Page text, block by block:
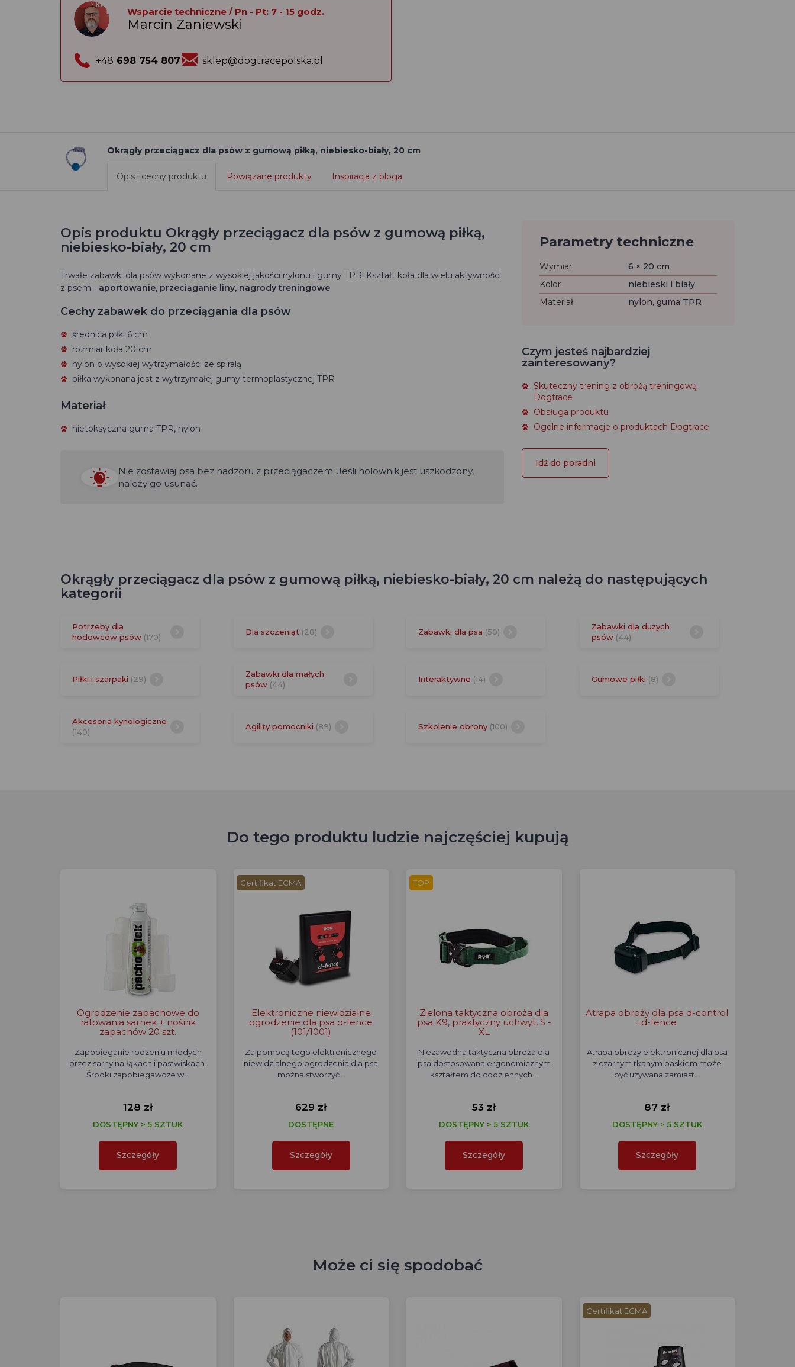
Wsparcie techniczne / Pn - Pt: 7 - 15 godz.
Marcin Zaniewski
+48 698 754 807 sklep@dogtracepolska.pl
Okrągły przeciągacz dla psów z gumową piłką, niebiesko-biały, 20 cm
Opis i cechy produktu Powiązane produkty Inspiracja z bloga
Opis produktu Okrągły przeciągacz dla psów z gumową piłką,
niebiesko-biały, 20 cm
Trwałe zabawki dla psów wykonane z wysokiej jakości nylonu i gumy TPR. Kształt koła dla wielu aktywności
z psem - aportowanie, przeciąganie liny, nagrody treningowe.
Cechy zabawek do przeciągania dla psów
średnica piłki 6 cm
rozmiar koła 20 cm
nylon o wysokiej wytrzymałości ze spiralą
piłka wykonana jest z wytrzymałej gumy termoplastycznej TPR
Materiał
nietoksyczna guma TPR, nylon
Nie zostawiaj psa bez nadzoru z przeciągaczem. Jeśli holownik jest uszkodzony,
należy go usunąć.
Parametry techniczne
Wymiar
6 × 20 cm
Kolor
niebieski i biały
Materiał
nylon, guma TPR
Czym jesteś najbardziej
zainteresowany?
Skuteczny trening z obrożą treningową
Dogtrace
Obsługa produktu
Ogólne informacje o produktach Dogtrace
Idź do poradni
Okrągły przeciągacz dla psów z gumową piłką, niebiesko-biały, 20 cm należą do następujących
kategorii
Potrzeby dla
hodowców psów (170)
Dla szczeniąt (28) Zabawki dla psa (50)
Zabawki dla dużych
psów (44)
Piłki i szarpaki (29)
Zabawki dla małych
psów (44)
Interaktywne (14) Gumowe piłki (8)
Akcesoria kynologiczne
(140)
Agility pomocniki (89) Szkolenie obrony (100)
Do tego produktu ludzie najczęściej kupują
Ogrodzenie zapachowe do
ratowania sarnek + nośnik
zapachów 20 szt.
Zapobieganie rodzeniu młodych
przez sarny na łąkach i pastwiskach.
Środki zapobiegawcze w…
128 zł
DOSTĘPNY > 5 SZTUK
Szczegóły
Certifikat ECMA
Elektroniczne niewidzialne
ogrodzenie dla psa d-fence
(101/1001)
Za pomocą tego elektronicznego
niewidzialnego ogrodzenia dla psa
można stworzyć…
629 zł
DOSTĘPNE
Szczegóły
TOP
Zielona taktyczna obroża dla
psa K9, praktyczny uchwyt, S -
XL
Niezawodna taktyczna obroża dla
psa dostosowana ergonomicznym
kształtem do codziennych…
53 zł
DOSTĘPNY > 5 SZTUK
Szczegóły
Atrapa obroży dla psa d-control
i d-fence
Atrapa obroży elektronicznej dla psa
z czarnym tkanym paskiem może
być używana zamiast…
87 zł
DOSTĘPNY > 5 SZTUK
Szczegóły
Może ci się spodobać
Certifikat ECMA